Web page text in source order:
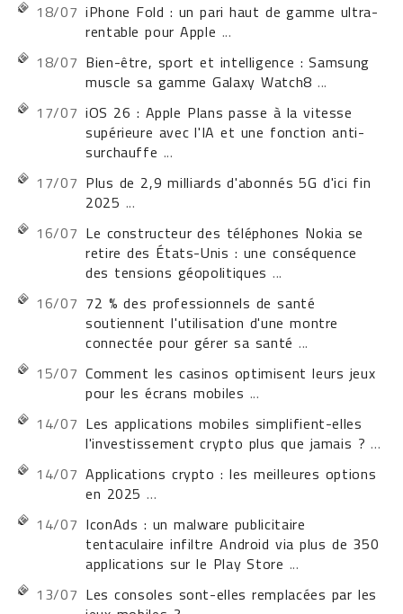
18/07 iPhone Fold : un pari haut de gamme ultra-
rentable pour Apple ...
18/07 Bien-être, sport et intelligence : Samsung
muscle sa gamme Galaxy Watch8 ...
17/07 iOS 26 : Apple Plans passe à la vitesse
supérieure avec l'IA et une fonction anti-
surchauffe ...
17/07 Plus de 2,9 milliards d'abonnés 5G d'ici fin
2025 ...
16/07 Le constructeur des téléphones Nokia se
retire des États-Unis : une conséquence
des tensions géopolitiques ...
16/07 72 % des professionnels de santé
soutiennent l'utilisation d'une montre
connectée pour gérer sa santé ...
15/07 Comment les casinos optimisent leurs jeux
pour les écrans mobiles ...
14/07 Les applications mobiles simplifient-elles
l'investissement crypto plus que jamais ? ...
14/07 Applications crypto : les meilleures options
en 2025 ...
14/07 IconAds : un malware publicitaire
tentaculaire infiltre Android via plus de 350
applications sur le Play Store ...
13/07 Les consoles sont-elles remplacées par les